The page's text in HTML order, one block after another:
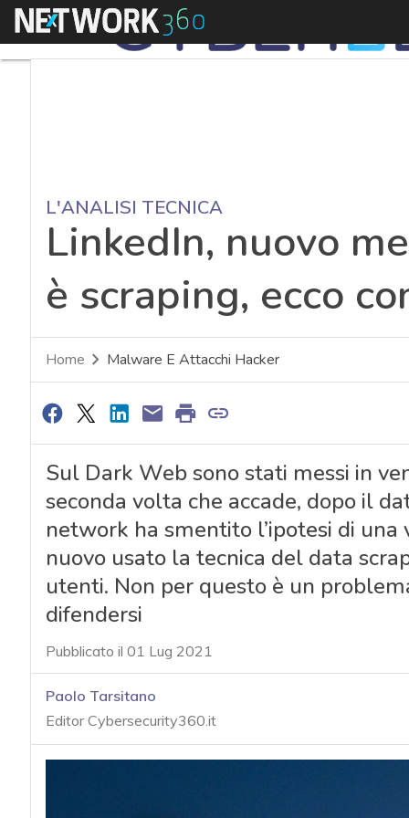
Menu
L'ANALISI TECNICA
LinkedIn, nuovo
è scraping, ecco
Home Malware E Attacchi Hacker
Sul Dark Web sono stati messi in
seconda volta che accade, dopo il
network ha smentito l’ipotesi di
nuovo usato la tecnica del data
utenti. Non per questo è un
difendersi
Pubblicato il 01 Lug 2021
Paolo Tarsitano
Editor Cybersecurity360.it